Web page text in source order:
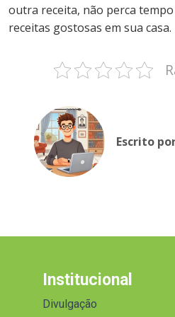
outra receita, não perca
receitas gostosas em sua casa.
Escrito
Institucional
Divulgação